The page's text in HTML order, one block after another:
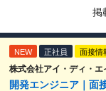
掲
NEW 正社員 面接情
株式会社アイ・ディ・エ
開発エンジニア｜面